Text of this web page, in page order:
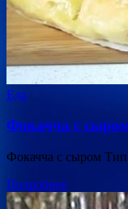
Еда
Фокачча с
Фокачча с сыром
Подробнее